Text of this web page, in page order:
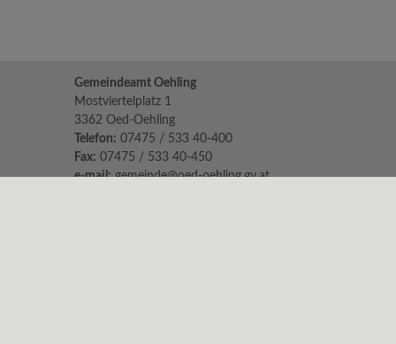
Gemeindeamt Oehling
Mostviertelplatz 1
3362 Oed-Oehling
Telefon: 07475 / 533 40-400
Fax: 07475 / 533 40-450
e-mail: gemeinde@oed-oehling.gv.at